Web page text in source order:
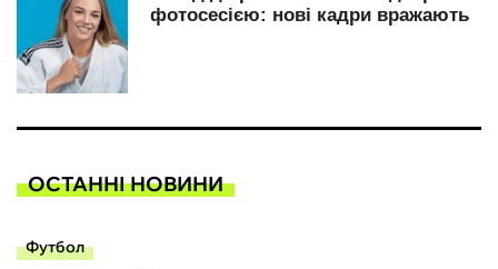
ОСТАННІ НОВИНИ
Футбол